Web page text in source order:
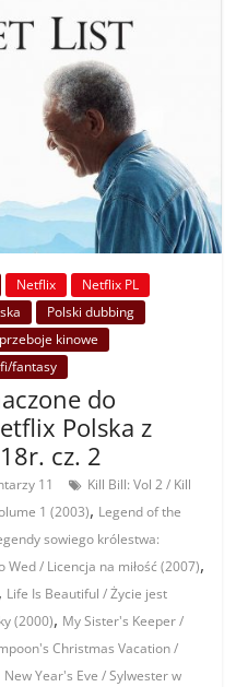
Netflix
Netflix PL
Polski dubbing
przeboje kinowe
fantasy
do
Polska z
cz. 2
11
Kill Bill: Vol 2 / Kill
1 (2003), Legend of the
sowiego królestwa:
Wed / Licencja na miłość (2007),
, Life Is Beautiful / Życie jest
(2000), My Sister's Keeper /
Christmas Vacation /
New Year's Eve / Sylwester w